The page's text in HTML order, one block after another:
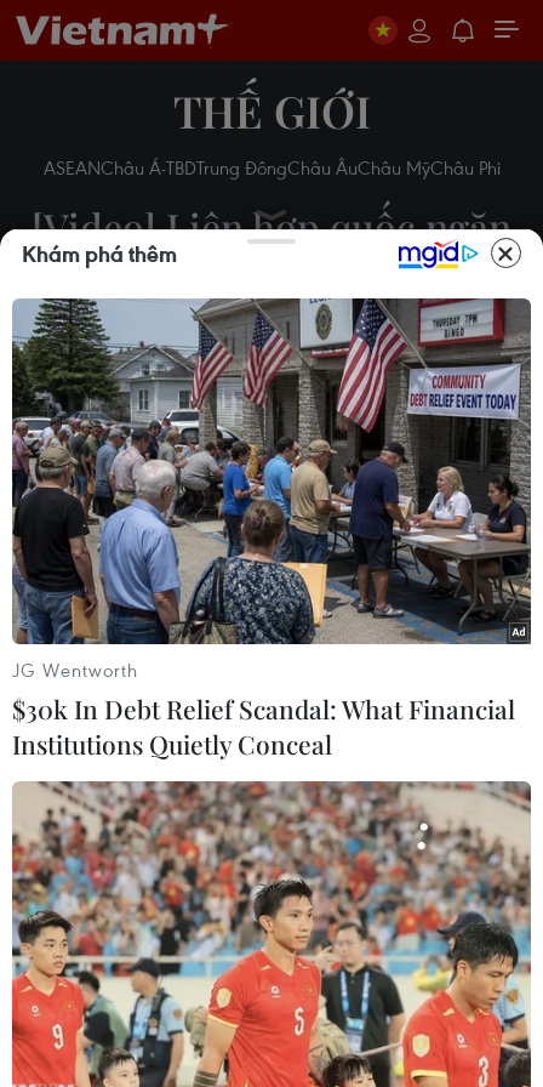
THẾ GIỚI
ASEANChâu Á-TBDTrung ĐôngChâu ÂuChâu MỹChâu Phi
[Video] Liên hợp quốc ngăn
chặn nguồn tài chính của IS
13/02/2015 03:48
Theo dõi VietnamPlus
Hội đồng Bảo an Liên hợp quốc đã thông qua nghị
quyết cấm buôn bán tất cả các loại cổ vật từ Syria,
cấm mua dầu mỏ từ tổ chức Nhà nước Hồi giáo tự
xưng IS và phiến quân Mặt trận Nusra.
Các tay súng IS. (Nguồn: presstv.ir)
Ngày 12/2, Hội đồng Bảo an Liên hợp quốc đã
thông qua nghị quyết cấm buôn bán tất cả các
Khám phá thêm
JG Wentworth
$30k In Debt Relief Scandal: What Financial
Institutions Quietly Conceal